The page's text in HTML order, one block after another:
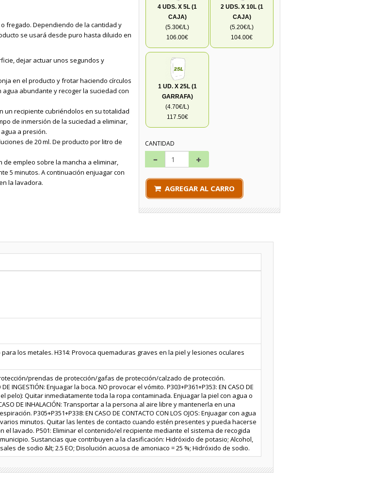
fregado. Dependiendo de la cantidad y
se usará desde puro hasta diluido en
dejar actuar unos segundos y
en el producto y frotar haciendo círculos
abundante y recoger la suciedad con
un recipiente cubriéndolos en su totalidad
de inmersión de la suciedad a eliminar,
a presión.
de 20 ml. De producto por litro de
de empleo sobre la mancha a eliminar,
5 minutos. A continuación enjuagar con
la lavadora.
4 UDS. X 5L (1
CAJA)
(5.30€/L)
106.00€
2 UDS. X 10L (1
CAJA)
(5.20€/L)
104.00€
1 UD. X 25L (1
GARRAFA)
(4.70€/L)
117.50€
CANTIDAD
AGREGAR AL CARRO
los metales. H314: Provoca quemaduras graves en la piel y lesiones oculares
prendas de protección/gafas de protección/calzado de protección.
DE INGESTIÓN: Enjuagar la boca. NO provocar el vómito. P303+P361+P353: EN CASO DE
el pelo): Quitar inmediatamente toda la ropa contaminada. Enjuagar la piel con agua o
DE INHALACIÓN: Transportar a la persona al aire libre y mantenerla en una
P305+P351+P338: EN CASO DE CONTACTO CON LOS OJOS: Enjuagar con agua
minutos. Quitar las lentes de contacto cuando estén presentes y pueda hacerse
el lavado. P501: Eliminar el contenido/el recipiente mediante el sistema de recogida
Sustancias que contribuyen a la clasificación: Hidróxido de potasio; Alcohol,
de sodio &lt; 2.5 EO; Disolución acuosa de amoniaco = 25 %; Hidróxido de sodio.